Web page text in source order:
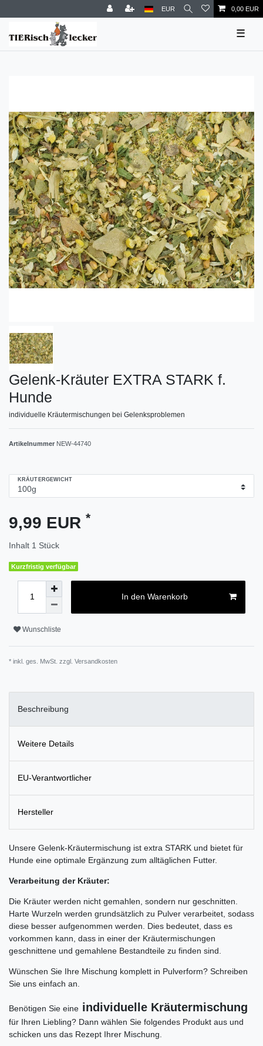
EUR 0,00 EUR
☰
Gelenk-Kräuter EXTRA STARK f.
Hunde
individuelle Kräutermischungen bei Gelenksproblemen
Artikelnummer NEW-44740
KRÄUTERGEWICHT
9,99 EUR *
Inhalt 1 Stück
Kurzfristig verfügbar
In den Warenkorb
Wunschliste
* inkl. ges. MwSt. zzgl. Versandkosten
Beschreibung
Weitere Details
EU-Verantwortlicher
Hersteller
Unsere Gelenk-Kräutermischung ist extra STARK und bietet für
Hunde eine optimale Ergänzung zum alltäglichen Futter.
Verarbeitung der Kräuter:
Die Kräuter werden nicht gemahlen, sondern nur geschnitten.
Harte Wurzeln werden grundsätzlich zu Pulver verarbeitet, sodass
diese besser aufgenommen werden. Dies bedeutet, dass es
vorkommen kann, dass in einer der Kräutermischungen
geschnittene und gemahlene Bestandteile zu finden sind.
Wünschen Sie Ihre Mischung komplett in Pulverform? Schreiben
Sie uns einfach an.
Benötigen Sie eine individuelle Kräutermischung
für Ihren Liebling? Dann wählen Sie folgendes Produkt aus und
schicken uns das Rezept Ihrer Mischung.